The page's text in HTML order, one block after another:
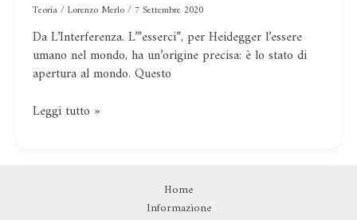
Teoria/Lorenzo Merlo/ 7 Settembre 2020
Da L’Interferenza. L’”esserci”, per Heidegger l’essere
umano nel mondo, ha un’origine precisa: è lo stato di
apertura al mondo. Questo
del
mondo
Leggi tutto »
Home
Informazione